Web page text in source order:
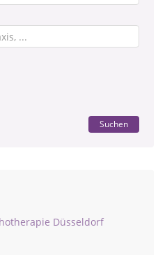
Suchen
Düsseldorf